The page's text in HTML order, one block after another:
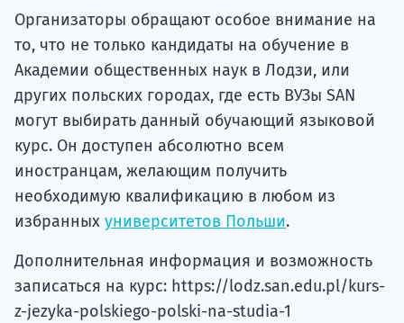
Организаторы обращают особое внимание на
то, что не только кандидаты на обучение в
Академии общественных наук в Лодзи, или
других польских городах, где есть ВУЗы SAN
могут выбирать данный обучающий языковой
курс. Он доступен абсолютно всем
иностранцам, желающим получить
необходимую квалификацию в любом из
избранных университетов Польши.
Дополнительная информация и возможность
записаться на курс: https://lodz.san.edu.pl/kurs-
z-jezyka-polskiego-polski-na-studia-1